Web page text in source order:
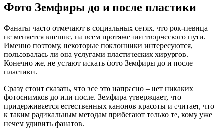
Фото Земфиры до и после пластики
Фанаты часто отмечают в социальных сетях, что рок-певица
не меняется внешне, на всем протяжении творческого пути.
Именно поэтому, некоторые поклонники интересуются,
пользовалась ли она услугами пластических хирургов.
Конечно же, не устают искать фото Земфиры до и после
пластики.
Сразу стоит сказать, что все это напрасно – нет никаких
фотоснимков до или после. Земфира утверждает, что
придерживается естественных канонов красоты и считает, что
к таким радикальным методам прибегают только те, кому уже
нечем удивить фанатов.